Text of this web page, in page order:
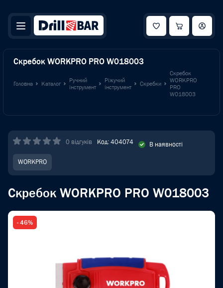
Скребок WORKPRO PRO W018003
Головна Каталог
Ручний
інструмент
Ріжучий
інструмент
Скребки
Скребок
WORKPRO
PRO
W018003
0 відгуків Код: 404074 В наявності
WORKPRO
Скребок WORKPRO PRO W018003
- 46%